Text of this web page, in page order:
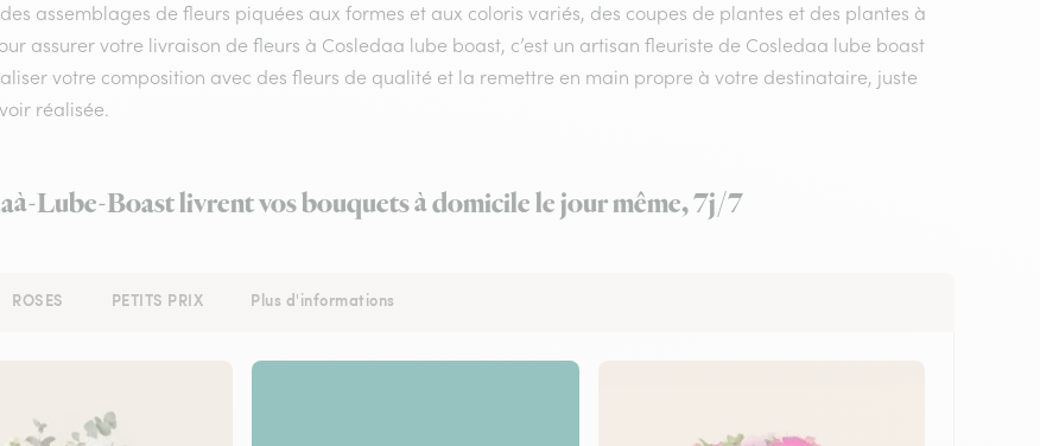
assemblages de fleurs piquées aux formes et aux coloris variés, des coupes de plantes et des plantes à
assurer votre livraison de fleurs à Cosledaa lube boast, c’est un artisan fleuriste de Cosledaa lube boast
votre composition avec des fleurs de qualité et la remettre en main propre à votre destinataire, juste
réalisée.
Lube-Boast livrent vos bouquets à domicile le jour même, 7j/7
ROSES PETITS PRIX Plus d'informations